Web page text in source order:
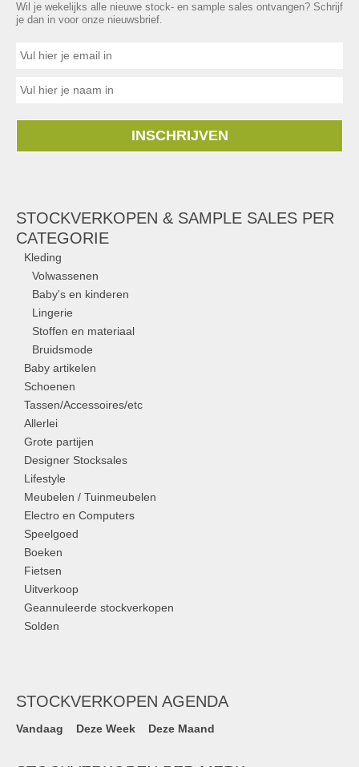
Wil je wekelijks alle nieuwe stock- en sample sales ontvangen? Schrijf
je dan in voor onze nieuwsbrief.
INSCHRIJVEN
STOCKVERKOPEN & SAMPLE SALES PER
CATEGORIE
Kleding
Volwassenen
Baby's en kinderen
Lingerie
Stoffen en materiaal
Bruidsmode
Baby artikelen
Schoenen
Tassen/Accessoires/etc
Allerlei
Grote partijen
Designer Stocksales
Lifestyle
Meubelen / Tuinmeubelen
Electro en Computers
Speelgoed
Boeken
Fietsen
Uitverkoop
Geannuleerde stockverkopen
Solden
STOCKVERKOPEN AGENDA
Vandaag Deze Week Deze Maand